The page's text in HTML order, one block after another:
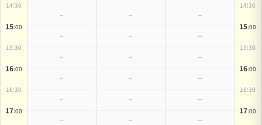
14:30
15:00
15:30
16:00
16:30
17:00
14:30
15:00
15:30
16:00
16:30
17:00